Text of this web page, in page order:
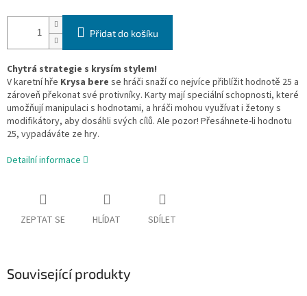
Přidat do košíku
Chytrá strategie s krysím stylem!
V karetní hře Krysa bere se hráči snaží co nejvíce přiblížit hodnotě 25 a
zároveň překonat své protivníky. Karty mají speciální schopnosti, které
umožňují manipulaci s hodnotami, a hráči mohou využívat i žetony s
modifikátory, aby dosáhli svých cílů. Ale pozor! Přesáhnete-li hodnotu
25, vypadáváte ze hry.
Detailní informace
ZEPTAT SE HLÍDAT SDÍLET
Související produkty